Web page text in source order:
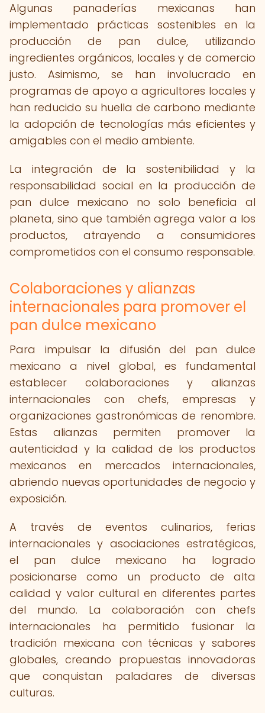
Algunas panaderías mexicanas han
implementado prácticas sostenibles en la
producción de pan dulce, utilizando
ingredientes orgánicos, locales y de comercio
justo. Asimismo, se han involucrado en
programas de apoyo a agricultores locales y
han reducido su huella de carbono mediante
la adopción de tecnologías más eficientes y
amigables con el medio ambiente.
La integración de la sostenibilidad y la
responsabilidad social en la producción de
pan dulce mexicano no solo beneficia al
planeta, sino que también agrega valor a los
productos, atrayendo a consumidores
comprometidos con el consumo responsable.
Colaboraciones y alianzas
internacionales para promover el
pan dulce mexicano
Para impulsar la difusión del pan dulce
mexicano a nivel global, es fundamental
establecer colaboraciones y alianzas
internacionales con chefs, empresas y
organizaciones gastronómicas de renombre.
Estas alianzas permiten promover la
autenticidad y la calidad de los productos
mexicanos en mercados internacionales,
abriendo nuevas oportunidades de negocio y
exposición.
A través de eventos culinarios, ferias
internacionales y asociaciones estratégicas,
el pan dulce mexicano ha logrado
posicionarse como un producto de alta
calidad y valor cultural en diferentes partes
del mundo. La colaboración con chefs
internacionales ha permitido fusionar la
tradición mexicana con técnicas y sabores
globales, creando propuestas innovadoras
que conquistan paladares de diversas
culturas.